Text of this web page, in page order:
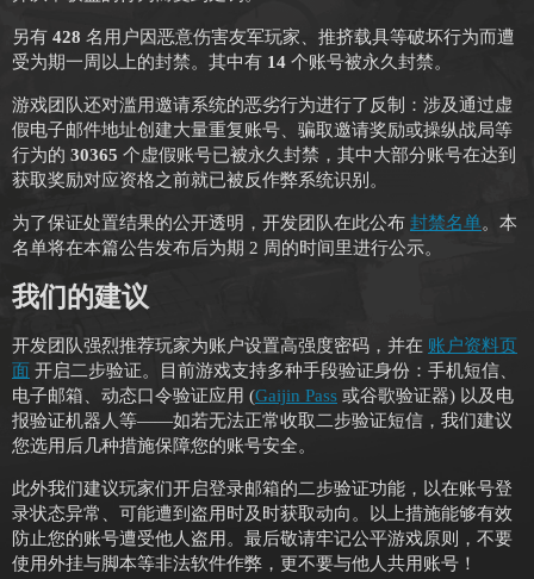
另有 428 名用户因恶意伤害友军玩家、推挤载具等破坏行为而遭
受为期一周以上的封禁。其中有 14 个账号被永久封禁。
游戏团队还对滥用邀请系统的恶劣行为进行了反制：涉及通过虚
假电子邮件地址创建大量重复账号、骗取邀请奖励或操纵战局等
行为的 30365 个虚假账号已被永久封禁，其中大部分账号在达到
获取奖励对应资格之前就已被反作弊系统识别。
为了保证处置结果的公开透明，开发团队在此公布 封禁名单。本
名单将在本篇公告发布后为期 2 周的时间里进行公示。
我们的建议
开发团队强烈推荐玩家为账户设置高强度密码，并在 账户资料页
面 开启二步验证。目前游戏支持多种手段验证身份：手机短信、
电子邮箱、动态口令验证应用 (Gaijin Pass 或谷歌验证器) 以及电
报验证机器人等——如若无法正常收取二步验证短信，我们建议
您选用后几种措施保障您的账号安全。
此外我们建议玩家们开启登录邮箱的二步验证功能，以在账号登
录状态异常、可能遭到盗用时及时获取动向。以上措施能够有效
防止您的账号遭受他人盗用。最后敬请牢记公平游戏原则，不要
使用外挂与脚本等非法软件作弊，更不要与他人共用账号！